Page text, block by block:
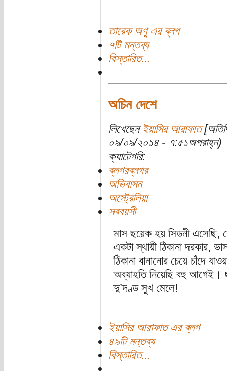
তারেক অণু এর ব্লগ
৭টি মন্তব্য
বিস্তারিত...
অচিন দেশে
লিখেছেন ইয়াসির আরাফাত
০৯/০৯/২০১৪ - ৭:৫১অপরাহ্ন)
ক্যাটেগরি:
ব্লগরব্লগর
অভিবাসন
অস্ট্রেলিয়া
সববয়সী
মাস ছয়েক হয় সিডনী এসেছি,
একটা স্থায়ী ঠিকানা দরকার,
ঠিকানা বানানোর চেয়ে চাঁদে
অব্যাহতি নিয়েছি বহু আগেই।
দু’দণ্ড সুখ মেলে!
ইয়াসির আরাফাত এর ব্লগ
৪৯টি মন্তব্য
বিস্তারিত...